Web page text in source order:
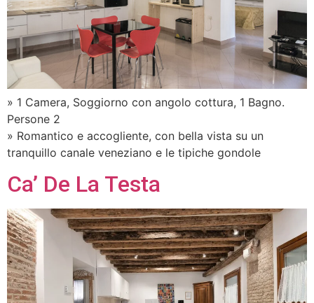
» 1 Camera, Soggiorno con angolo cottura, 1 Bagno.
Persone 2
» Romantico e accogliente, con bella vista su un
tranquillo canale veneziano e le tipiche gondole
Ca’ De La Testa